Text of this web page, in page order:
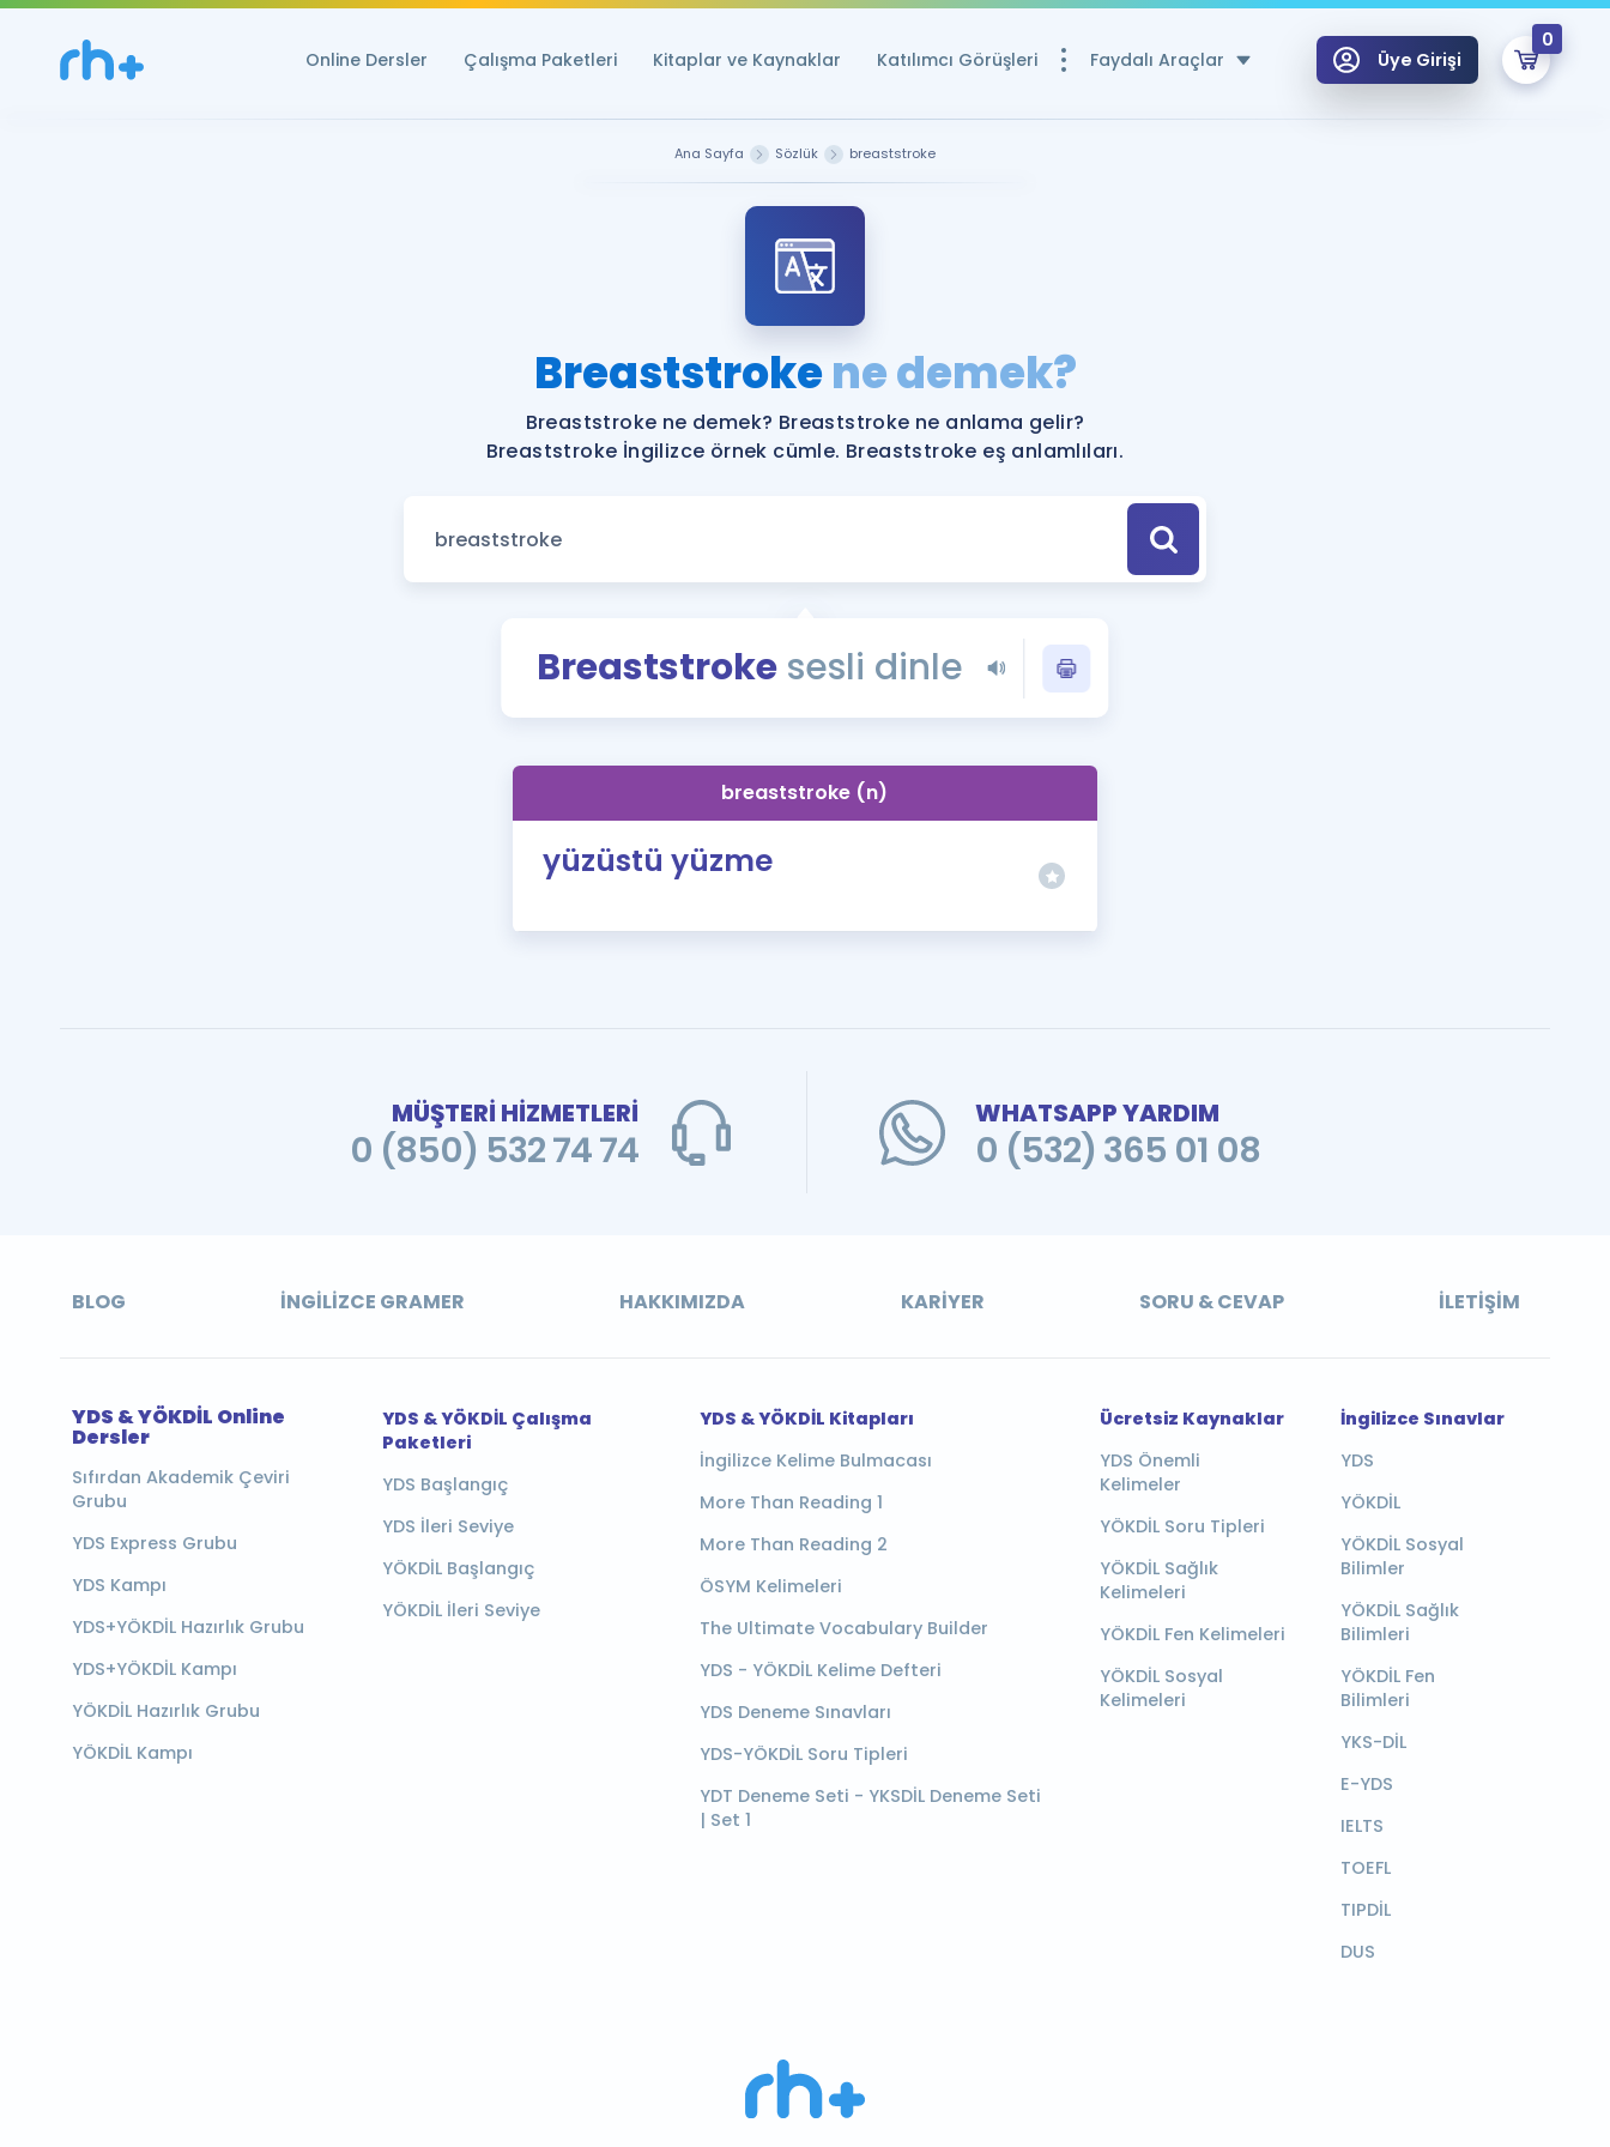
Online Dersler Çalışma Paketleri Kitaplar ve Kaynaklar Katılımcı Görüşleri Faydalı Araçlar
Ücretsiz Kaynaklar
YDS ve YÖKDİL Puan Hesaplama Aracı
YDS ve YÖKDİL'e Hazırlananlar için Öneriler
Tüm ÖSYM Sınavları Tek Takvimde
Blog
YDS - YÖKDİL Tüm Sınavlarla İlgili Haberler
İngilizce Gramer
Üye Girişi
0
Remzi Hoca ile seni sınava hazırlayacak onlarca eğitim seni bekliyor!
Ana Sayfa Sözlük breaststroke
Breaststrokene demek?
Breaststroke ne demek? Breaststroke ne anlama gelir?
Breaststroke İngilizce örnek cümle. Breaststroke eş anlamlıları.
Breaststroke sesli dinle
breaststroke (n)
yüzüstü yüzme
MÜŞTERİ HİZMETLERİ
0 (850) 532 74 74
WHATSAPP YARDIM
0 (532) 365 01 08
BLOG İNGILIZCE GRAMER HAKKIMIZDA KARIYER SORU & CEVAP İLETIŞIM
YDS & YÖKDİL Online
Dersler
Sıfırdan Akademik Çeviri
Grubu
YDS Express Grubu
YDS Kampı
YDS+YÖKDİL Hazırlık Grubu
YDS+YÖKDİL Kampı
YÖKDİL Hazırlık Grubu
YÖKDİL Kampı
YDS & YÖKDİL Çalışma
Paketleri
YDS Başlangıç
YDS İleri Seviye
YÖKDİL Başlangıç
YÖKDİL İleri Seviye
YDS & YÖKDİL Kitapları
İngilizce Kelime Bulmacası
More Than Reading 1
More Than Reading 2
ÖSYM Kelimeleri
The Ultimate Vocabulary Builder
YDS - YÖKDİL Kelime Defteri
YDS Deneme Sınavları
YDS-YÖKDİL Soru Tipleri
YDT Deneme Seti - YKSDİL Deneme Seti
| Set 1
Ücretsiz Kaynaklar
YDS Önemli
Kelimeler
YÖKDİL Soru Tipleri
YÖKDİL Sağlık
Kelimeleri
YÖKDİL Fen Kelimeleri
YÖKDİL Sosyal
Kelimeleri
İngilizce Sınavlar
YDS
YÖKDİL
YÖKDİL Sosyal
Bilimler
YÖKDİL Sağlık
Bilimleri
YÖKDİL Fen
Bilimleri
YKS-DİL
E-YDS
IELTS
TOEFL
TIPDİL
DUS